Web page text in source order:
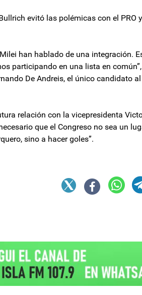
evitó las polémicas con el
han hablado de una integración.
participando en una lista en
De Andreis, el único candidato
relación con la vicepresidenta
que el Congreso no sea un
sino a hacer goles”.
que el esquema cambiario no se modifica
Jalil visitó la obra del nuevo Hospital de